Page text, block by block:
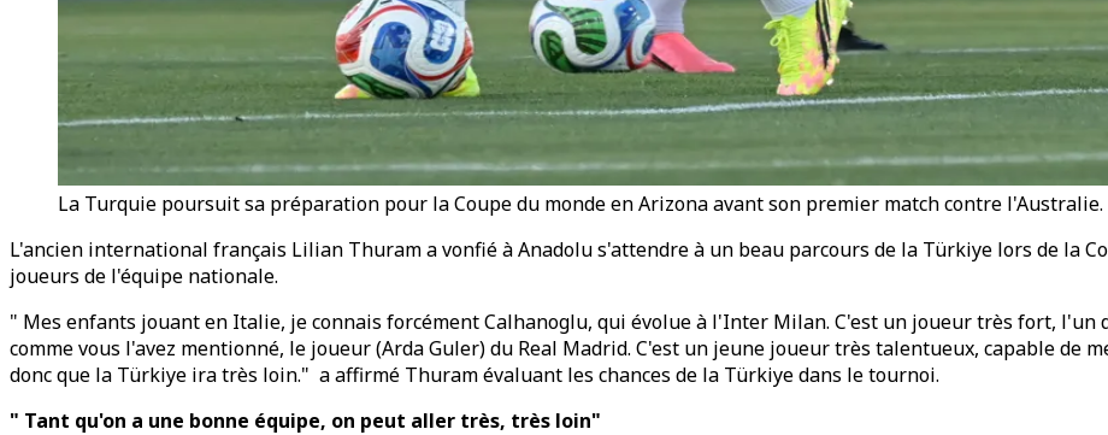
La Turquie poursuit sa préparation pour la Coupe du monde en Arizona avant son premier match contre l'Australie.
L'ancien international français Lilian Thuram a vonfié à Anadolu s'attendre à un beau parcours de la Türkiye lors de la
joueurs de l'équipe nationale.
" Mes enfants jouant en Italie, je connais forcément Calhanoglu, qui évolue à l'Inter Milan. C'est un joueur très fort, l'un
comme vous l'avez mentionné, le joueur (Arda Guler) du Real Madrid. C'est un jeune joueur très talentueux, capable de
donc que la Türkiye ira très loin." a affirmé Thuram évaluant les chances de la Türkiye dans le tournoi.
" Tant qu'on a une bonne équipe, on peut aller très, très loin"